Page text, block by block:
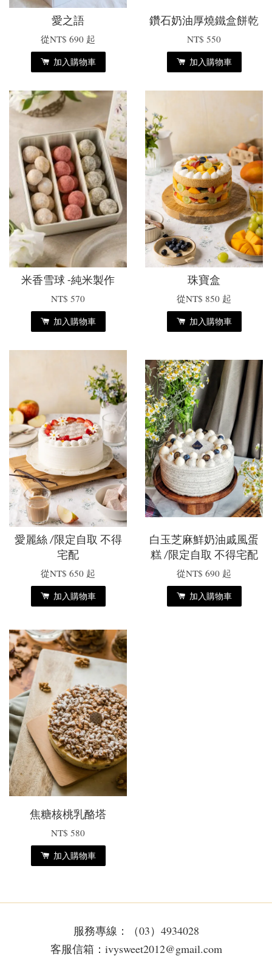
愛之語
從NT$ 690 起
加入購物車
鑽石奶油厚燒鐵盒餅乾
NT$ 550
加入購物車
米香雪球 -純米製作
NT$ 570
加入購物車
珠寶盒
從NT$ 850 起
加入購物車
愛麗絲 /限定自取 不得
宅配
從NT$ 650 起
加入購物車
白玉芝麻鮮奶油戚風蛋
糕 /限定自取 不得宅配
從NT$ 690 起
加入購物車
焦糖核桃乳酪塔
NT$ 580
加入購物車
服務專線：（03）4934028
客服信箱：ivysweet2012@gmail.com